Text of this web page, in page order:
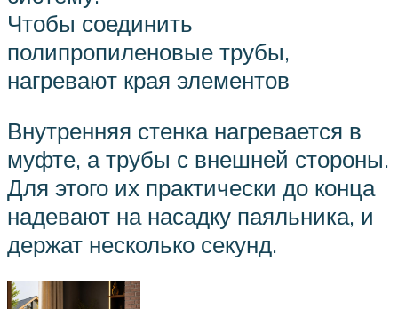
Чтобы соединить
полипропиленовые трубы,
нагревают края элементов
Внутренняя стенка нагревается в
муфте, а трубы с внешней стороны.
Для этого их практически до конца
надевают на насадку паяльника, и
держат несколько секунд.